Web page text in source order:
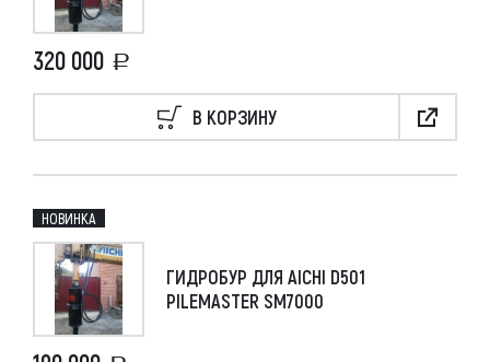
320 000
В КОРЗИНУ
НОВИНКА
ГИДРОБУР ДЛЯ AICHI D501
PILEMASTER SM7000